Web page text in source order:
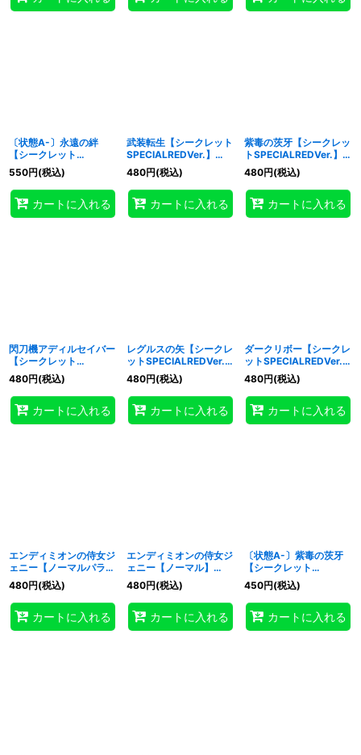
〔状態A-〕永遠の絆
【シークレット
SPECIALREDVer.】
{26PP-JP013}《魔法》
550円(税込)
カートに入れる
武装転生【シークレット
SPECIALREDVer.】
{26PP-JP002}《魔
法》
480円(税込)
カートに入れる
紫毒の茨牙【シークレッ
トSPECIALREDVer.】
{26PP-JP014}《魔法》
480円(税込)
カートに入れる
閃刀機アディルセイバー
【シークレット
SPECIALREDVer.】
{26PP-JP017}《モンス
ター》
480円(税込)
カートに入れる
レグルスの矢【シークレ
ットSPECIALREDVer.】
{26PP-JP020}《魔
法》
480円(税込)
カートに入れる
ダークリボー【シークレ
ットSPECIALREDVer.】
{26PP-JP032}《モン
スター》
480円(税込)
カートに入れる
エンディミオンの侍女ジ
ェニー【ノーマルパラレ
ル】{26PP-JP018}《モ
ンスター》
480円(税込)
カートに入れる
エンディミオンの侍女ジ
ェニー【ノーマル】
{26PP-JP018}《モンス
ター》
480円(税込)
カートに入れる
〔状態A-〕紫毒の茨牙
【シークレット
SPECIALREDVer.】
{26PP-JP014}《魔法》
450円(税込)
カートに入れる